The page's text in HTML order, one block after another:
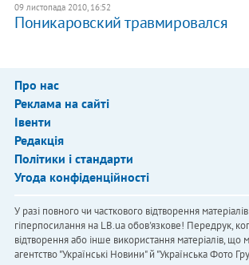
09 листопада 2010, 16:52
Поникаровский травмировался
Про нас
Реклама на сайті
Івенти
Редакція
Політики і стандарти
Угода конфіденційності
У разі повного чи часткового відтворення
гіперпосилання на LB.ua обов'язкове! Передрук,
відтворення або інше використання матеріалів, що
агентство "Українськi Новини" й "Українська Фото